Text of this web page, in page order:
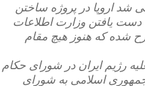
شد اروپا در پروژه ساختن
یافتن وزارت اطلاعات
شده که هنوز هیچ مقام
رژیم ایران در شورای حکام
جمهوری اسلامی به شورای